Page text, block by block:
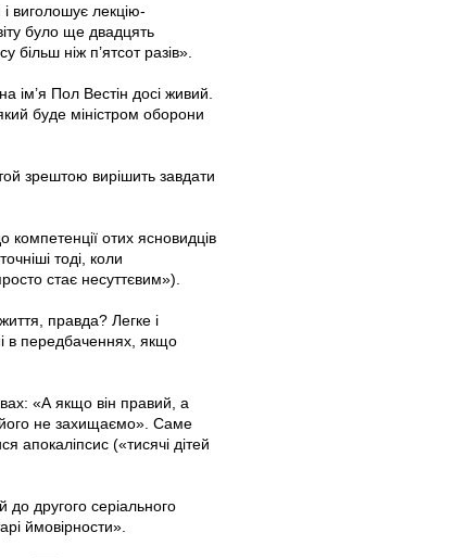
виголошує лекцію-
було ще двадцять
більш ніж п’ятсот разів».
ім’я Пол Вестін досі живий.
буде міністром оборони
зрештою вирішить завдати
компетенції отих ясновидців
тоді, коли
стає несуттєвим»).
правда? Легке і
в передбаченнях, якщо
«А якщо він правий, а
його не захищаємо». Саме
апокаліпсис («тисячі дітей
другого серіального
ймовірности».